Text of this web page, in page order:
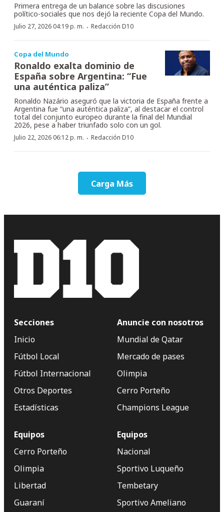
Primera entrega de un balance sobre las discusiones
político-sociales que nos dejó la reciente Copa del Mundo.
Julio 27, 2026 04:19 p. m. · Redacción D10
Copa del Mundo
Ronaldo exalta dominio de
España sobre Argentina: “Fue
una auténtica paliza”
Ronaldo Nazário aseguró que la victoria de España frente a
Argentina fue “una auténtica paliza”, al destacar el control
total del conjunto europeo durante la final del Mundial
2026, pese a haber triunfado solo con un gol.
Julio 22, 2026 06:12 p. m. · Redacción D10
Carga Más
Secciones
Inicio
Fútbol Local
Fútbol Internacional
Otros Deportes
Estadísticas
Anuncie con nosotros
Mundial de Qatar
Mercado de pases
Olimpia
Cerro Porteño
Champions League
Equipos
Cerro Porteño
Olimpia
Libertad
Guaraní
Equipos
Nacional
Sportivo Luqueño
Tembetary
Sportivo Ameliano